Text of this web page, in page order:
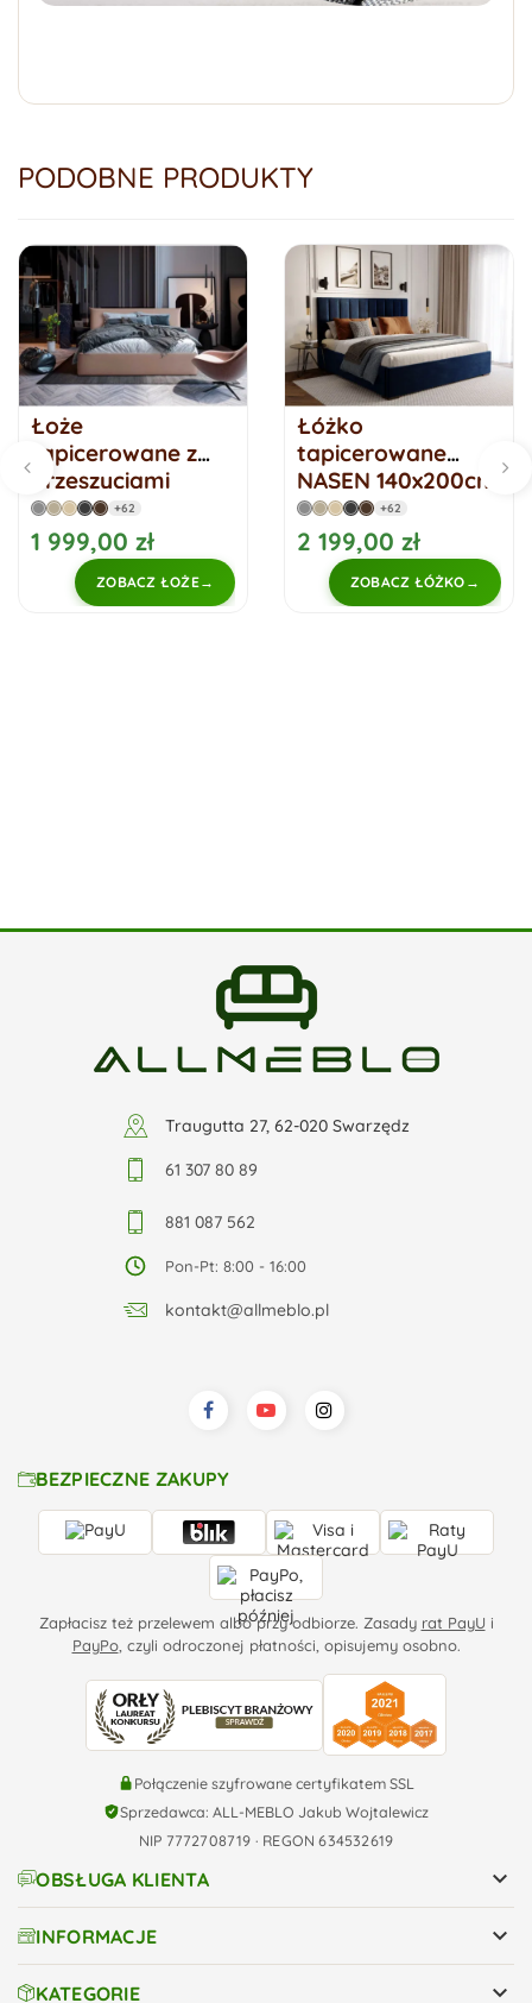
PODOBNE PRODUKTY
Łoże
tapicerowane z
przeszyciami
zewnętrznymi
Velluci 160x200
+62
1 999,00 zł
ZOBACZ ŁOŻE
Łóżko
tapicerowane
NASEN 140x200cm
zagłówek
panelowy pionowy
+62
2 199,00 zł
ZOBACZ ŁÓŻKO
Traugutta 27, 62-020 Swarzędz
61 307 80 89
881 087 562
Pon-Pt: 8:00 - 16:00
kontakt@allmeblo.pl
BEZPIECZNE ZAKUPY
Zapłacisz też przelewem albo przy odbiorze. Zasady rat PayU i
PayPo, czyli odroczonej płatności, opisujemy osobno.
Połączenie szyfrowane certyfikatem SSL
Sprzedawca: ALL-MEBLO Jakub Wojtalewicz
NIP 7772708719 · REGON 634532619
OBSŁUGA KLIENTA 
INFORMACJE 
KATEGORIE 